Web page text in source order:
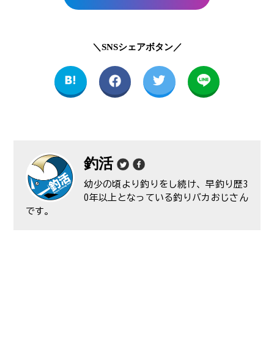
＼SNSシェアボタン／
釣活
幼少の頃より釣りをし続け、早釣り歴3
0年以上となっている釣りバカおじさん
です。